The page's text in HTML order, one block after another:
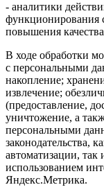
- аналитики
функционирования
повышения
В ходе обработки
с персональными
накопление;
извлечение;
(предоставление,
уничтожение, а
персональными
законодательства,
автоматизации, так
использованием
Яндекс.Метрика.